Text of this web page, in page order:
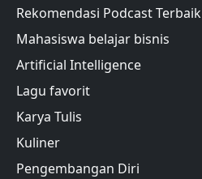
Rekomendasi Podcast Terbaik
Mahasiswa belajar bisnis
Artificial Intelligence
Lagu favorit
Karya Tulis
Kuliner
Pengembangan Diri